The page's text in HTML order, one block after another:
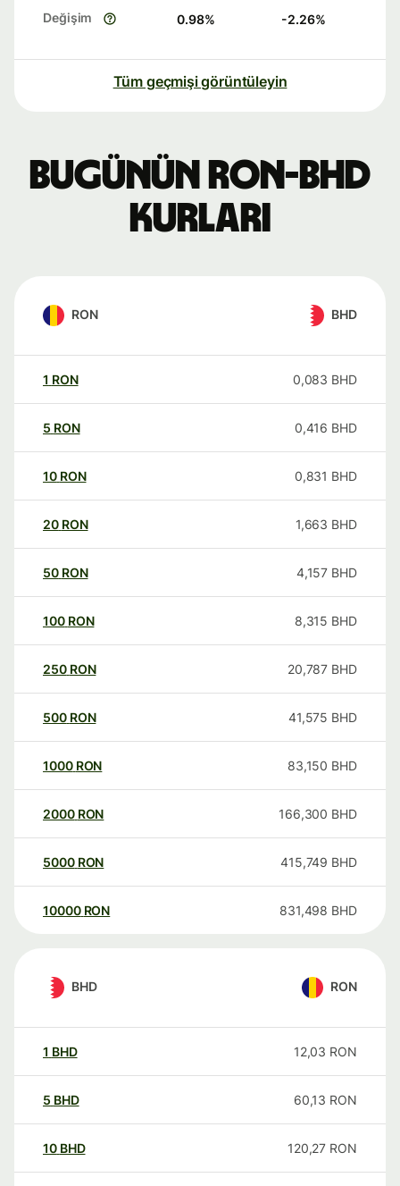
Değişim 0.98% -2.26%
Tüm geçmişi görüntüleyin
Bugünün RON-BHD
kurları
RON BHD
1 RON 0,083 BHD
5 RON 0,416 BHD
10 RON 0,831 BHD
20 RON 1,663 BHD
50 RON 4,157 BHD
100 RON 8,315 BHD
250 RON 20,787 BHD
500 RON 41,575 BHD
1000 RON 83,150 BHD
2000 RON 166,300 BHD
5000 RON 415,749 BHD
10000 RON 831,498 BHD
BHD RON
1 BHD 12,03 RON
5 BHD 60,13 RON
10 BHD 120,27 RON